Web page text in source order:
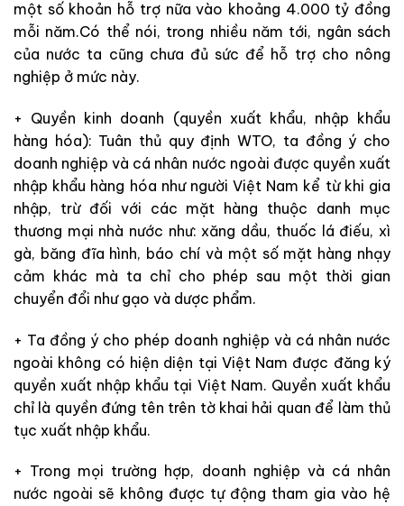
một số khoản hỗ trợ nữa vào khoảng 4.000 tỷ đồng
mỗi năm.Có thể nói, trong nhiều năm tới, ngân sách
của nước ta cũng chưa đủ sức để hỗ trợ cho nông
nghiệp ở mức này.
+ Quyền kinh doanh (quyền xuất khẩu, nhập khẩu
hàng hóa): Tuân thủ quy định WTO, ta đồng ý cho
doanh nghiệp và cá nhân nước ngoài được quyền xuất
nhập khẩu hàng hóa như người Việt Nam kể từ khi gia
nhập, trừ đối với các mặt hàng thuộc danh mục
thương mại nhà nước như: xăng dầu, thuốc lá điếu, xì
gà, băng đĩa hình, báo chí và một số mặt hàng nhạy
cảm khác mà ta chỉ cho phép sau một thời gian
chuyển đổi như gạo và dược phẩm.
+ Ta đồng ý cho phép doanh nghiệp và cá nhân nước
ngoài không có hiện diện tại Việt Nam được đăng ký
quyền xuất nhập khẩu tại Việt Nam. Quyền xuất khẩu
chỉ là quyền đứng tên trên tờ khai hải quan để làm thủ
tục xuất nhập khẩu.
+ Trong mọi trường hợp, doanh nghiệp và cá nhân
nước ngoài sẽ không được tự động tham gia vào hệ